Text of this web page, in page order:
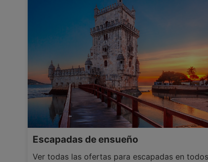
Escapadas de ensueño
Ver todas las ofertas para escapadas en todos